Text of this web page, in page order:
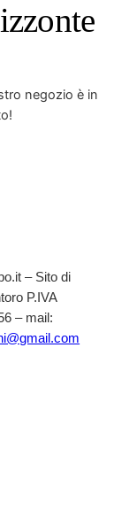
negozio è in
– Sito di
P.IVA
– mail: